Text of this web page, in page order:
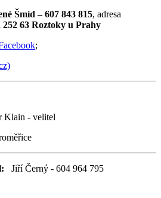
Šmíd – 607 843 815, adresa
252 63 Roztoky u Prahy
;
Klain - velitel
Jiří Černý - 604 964 795